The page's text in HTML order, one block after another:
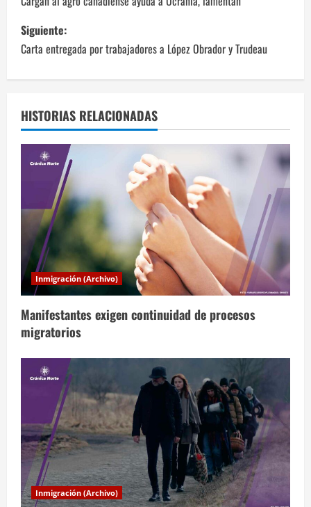
v
e
a
c
ó
n
d
e
e
n
a
d
Siguiente:
Carta entregada por trabajadores a López Obrador y Trudeau
HISTORIAS RELACIONADAS
Inmigración (Archivo)
Manifestantes exigen continuidad de procesos
migratorios
Inmigración (Archivo)